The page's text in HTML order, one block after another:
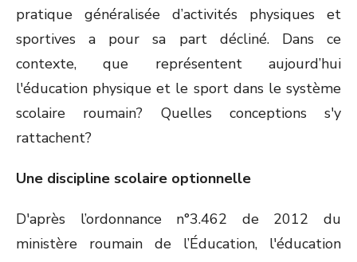
pratique généralisée d’activités physiques et
sportives a pour sa part décliné. Dans ce
contexte, que représentent aujourd’hui
l'éducation physique et le sport dans le système
scolaire roumain? Quelles conceptions s'y
rattachent?
Une discipline scolaire optionnelle
D'après l’ordonnance n°3.462 de 2012 du
ministère roumain de l’Éducation, l'éducation